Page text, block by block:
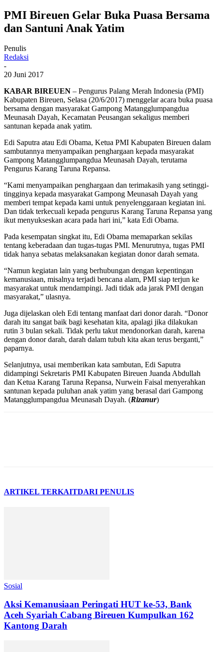
PMI Bireuen Gelar Buka Puasa Bersama
dan Santuni Anak Yatim
Penulis
Redaksi
-
20 Juni 2017
KABAR BIREUEN – Pengurus Palang Merah Indonesia (PMI)
Kabupaten Bireuen, Selasa (20/6/2017) menggelar acara buka puasa
bersama dengan masyarakat Gampong Matangglumpangdua
Meunasah Dayah, Kecamatan Peusangan sekaligus memberi
santunan kepada anak yatim.
Edi Saputra atau Edi Obama, Ketua PMI Kabupaten Bireuen dalam
sambutannya menyampaikan penghargaan kepada masyarakat
Gampong Matangglumpangdua Meunasah Dayah, terutama
Pengurus Karang Taruna Repansa.
“Kami menyampaikan penghargaan dan terimakasih yang setinggi-
tingginya kepada masyarakat Gampong Meunasah Dayah yang
memberi tempat kepada kami untuk penyelenggaraan kegiatan ini.
Dan tidak terkecuali kepada pengurus Karang Taruna Repansa yang
ikut menyukseskan acara pada hari ini,” kata Edi Obama.
Pada kesempatan singkat itu, Edi Obama memaparkan sekilas
tentang keberadaan dan tugas-tugas PMI. Menurutnya, tugas PMI
tidak hanya sebatas melaksanakan kegiatan donor darah semata.
“Namun kegiatan lain yang berhubungan dengan kepentingan
kemanusiaan, misalnya terjadi bencana alam, PMI siap terjun ke
masyarakat untuk mendampingi. Jadi tidak ada jarak PMI dengan
masyarakat,” ulasnya.
Juga dijelaskan oleh Edi tentang manfaat dari donor darah. “Donor
darah itu sangat baik bagi kesehatan kita, apalagi jika dilakukan
rutin 3 bulan sekali. Tidak perlu takut mendonorkan darah, karena
dengan donor darah, darah dalam tubuh kita akan terus berganti,”
paparnya.
Selanjutnya, usai memberikan kata sambutan, Edi Saputra
didampingi Sekretaris PMI Kabupaten Bireuen Juanda Abdullah
dan Ketua Karang Taruna Repansa, Nurwein Faisal menyerahkan
santunan kepada puluhan anak yatim yang berasal dari Gampong
Matangglumpangdua Meunasah Dayah. (Rizanur)
ARTIKEL TERKAITDARI PENULIS
Sosial
Aksi Kemanusiaan Peringati HUT ke-53, Bank
Aceh Syariah Cabang Bireuen Kumpulkan 162
Kantong Darah